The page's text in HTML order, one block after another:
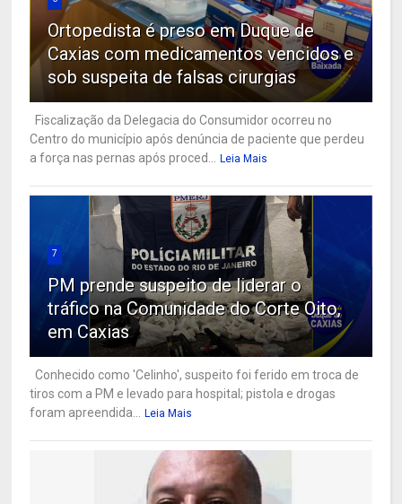
Ortopedista é preso em Duque de
Caxias com medicamentos vencidos e
sob suspeita de falsas cirurgias
Fiscalização da Delegacia do Consumidor ocorreu no
Centro do município após denúncia de paciente que perdeu
a força nas pernas após proced...
Leia Mais
7
PM prende suspeito de liderar o
tráfico na Comunidade do Corte Oito,
em Caxias
Conhecido como 'Celinho', suspeito foi ferido em troca de
tiros com a PM e levado para hospital; pistola e drogas
foram apreendida...
Leia Mais